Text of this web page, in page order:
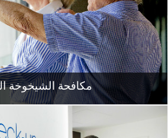
مكافحة الشيخوخة